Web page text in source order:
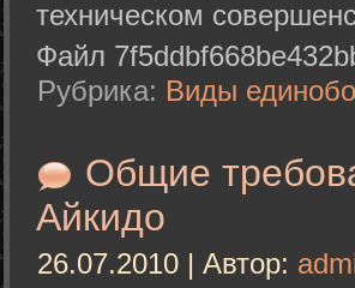
техническом
Файл
Рубрика: Виды
Общие
Айкидо
26.07.2010 | Автор: